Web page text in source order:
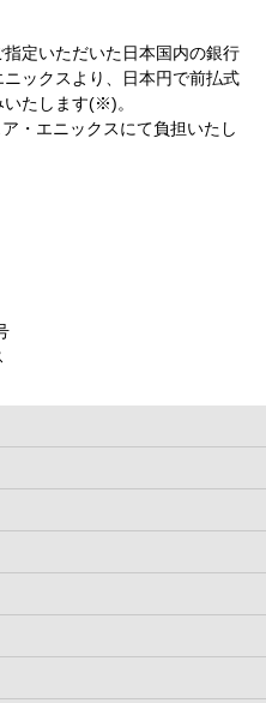
定いただいた日本国内の銀行
ックスより、日本円で前払式
たします(※)。
・エニックスにて負担いたし